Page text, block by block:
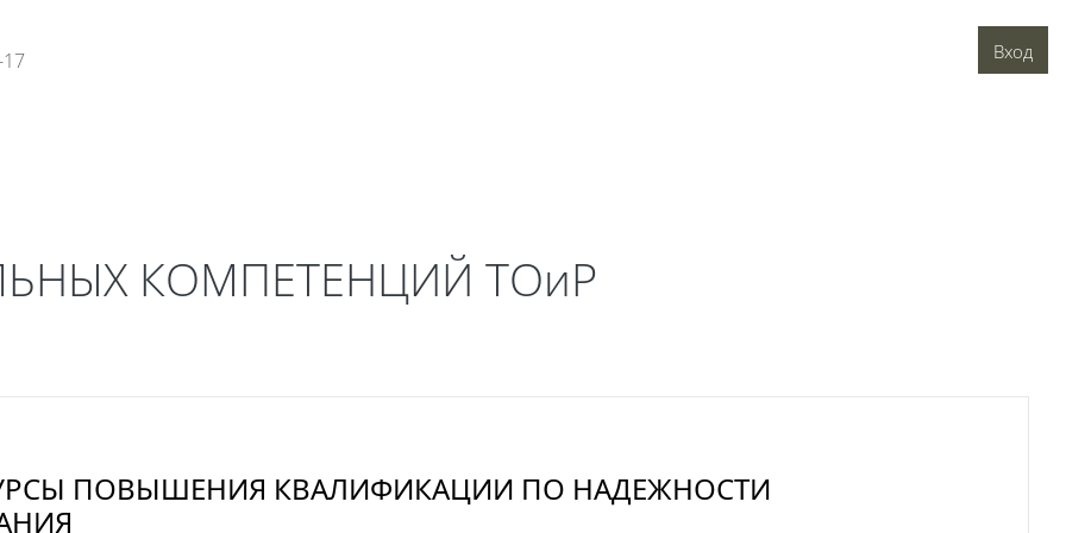
Вход
КОМПЕТЕНЦИЙ ТОиР
ПОВЫШЕНИЯ КВАЛИФИКАЦИИ ПО НАДЕЖНОСТИ